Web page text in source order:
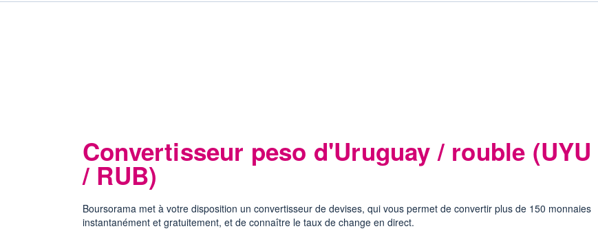
Convertisseur peso d'Uruguay / rouble (UYU
/ RUB)
Boursorama met à votre disposition un convertisseur de devises, qui vous permet de convertir plus de 150 monnaies
instantanément et gratuitement, et de connaître le taux de change en direct.